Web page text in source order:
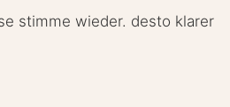
stimme wieder. desto klarer